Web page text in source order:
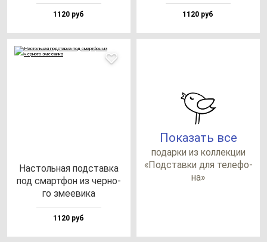
1120 руб 1120 руб
Нас­толь­ная под­став­ка
под смар­тфон из чер­но­
го зме­еви­ка
1120 руб
Показать все
по­дар­ки из кол­лек­ции
«Под­став­ки для те­ле­фо­
на»